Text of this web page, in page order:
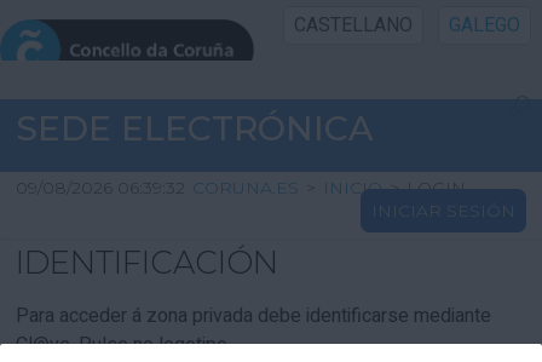
CASTELLANO GALEGO
INICIO SEDE
INICIO
INFORMACIÓN PÚBLICA
CARTAFOL CIDADÁN
SEDE ELECTRÓNICA
09/08/2026 06:39:32 CORUNA.ES > INICIO > LOGIN
INICIAR SESIÓN
IDENTIFICACIÓN
Para acceder á zona privada debe identificarse mediante
Cl@ve. Pulse no logotipo